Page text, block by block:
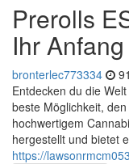
Prerolls
Ihr
bronterlec773334
Entdecken du die
beste Möglichkeit,
hochwertigem
hergestellt und bietet
https://